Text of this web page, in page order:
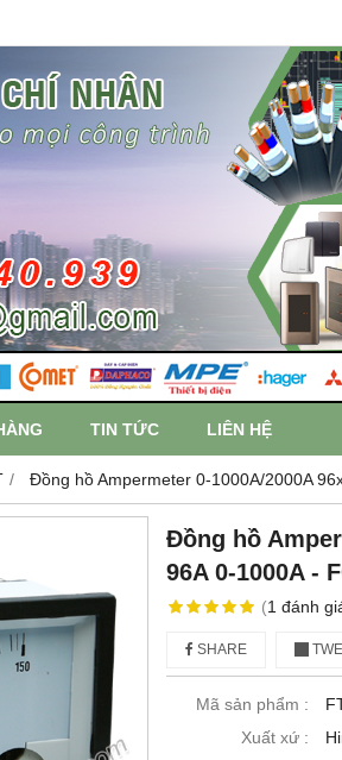
TIN TỨC LIÊN HỆ
Đồng hồ Ampermeter 0-1000A/2000A
Đồng hồ
96A 0-1000A -
(1 đánh
SHARE
Mã sản phẩm :
Xuất xứ :